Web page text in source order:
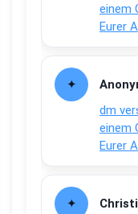
einem
Eurer
dm
einem
Eurer